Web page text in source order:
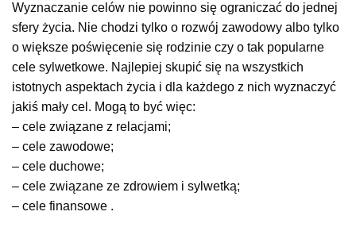
Wyznaczanie celów nie powinno się ograniczać do jednej
sfery życia. Nie chodzi tylko o rozwój zawodowy albo tylko
o większe poświęcenie się rodzinie czy o tak popularne
cele sylwetkowe. Najlepiej skupić się na wszystkich
istotnych aspektach życia i dla każdego z nich wyznaczyć
jakiś mały cel. Mogą to być więc:
– cele związane z relacjami;
– cele zawodowe;
– cele duchowe;
– cele związane ze zdrowiem i sylwetką;
– cele finansowe .